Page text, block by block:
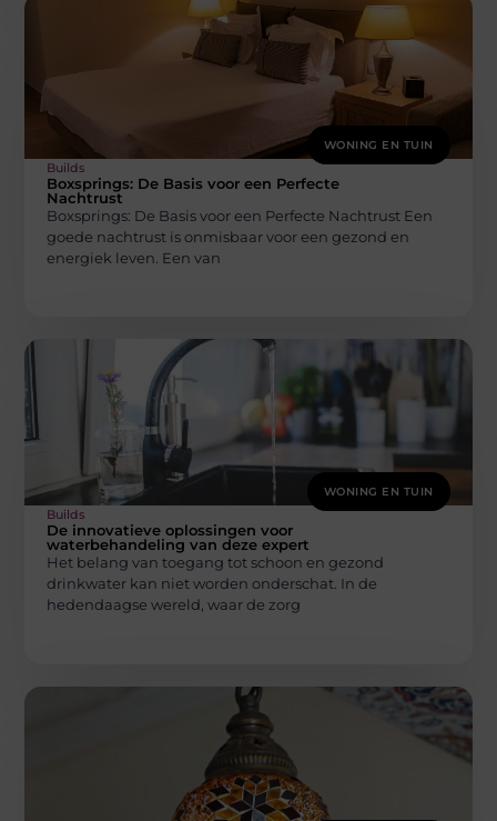
WONING EN TUIN
Builds
Boxsprings: De Basis voor een Perfecte
Nachtrust
Boxsprings: De Basis voor een Perfecte Nachtrust Een
goede nachtrust is onmisbaar voor een gezond en
energiek leven. Een van
WONING EN TUIN
Builds
De innovatieve oplossingen voor
waterbehandeling van deze expert
Het belang van toegang tot schoon en gezond
drinkwater kan niet worden onderschat. In de
hedendaagse wereld, waar de zorg